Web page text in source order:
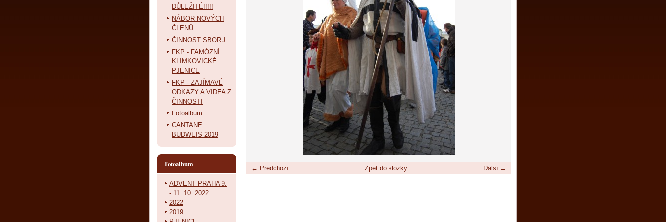
← Předchozí Další →
Zpět do složky
DŮLEŽITÉ!!!!!
NÁBOR NOVÝCH
ČLENŮ
ČINNOST SBORU
FKP - FAMÓZNÍ
KLIMKOVICKÉ
PJENICE
FKP - ZAJÍMAVÉ
ODKAZY A VIDEA Z
ČINNOSTI
Fotoalbum
CANTANE
BUDWEIS 2019
Fotoalbum
ADVENT PRAHA 9.
- 11. 10. 2022
2022
2019